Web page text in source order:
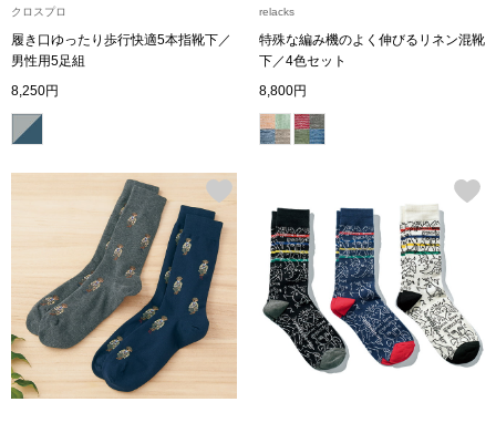
金谷製靴
おすすめ特集
【特集】Travel
【特集】
【特集】
クロスプロ
履き口ゆったり歩行快適5本指靴下／
男性用5足組
8,250円
relacks
特殊な編み機のよく伸びるリネン混靴
下／4色セット
8,800円